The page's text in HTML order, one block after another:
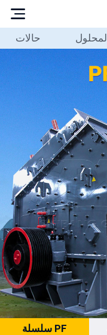
المحلول حالات
PF سلسلة